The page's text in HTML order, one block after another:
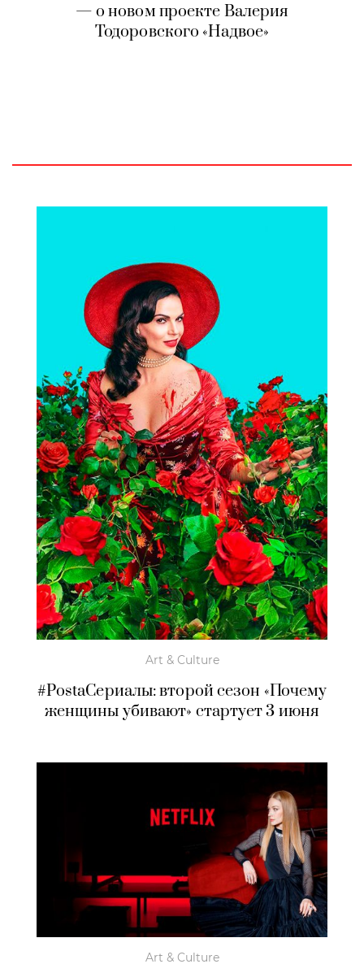
— о новом проекте Валерия
Тодоровского «Надвое»
Art & Culture
#PostaСериалы: второй сезон «Почему
женщины убивают» стартует 3 июня
Art & Culture